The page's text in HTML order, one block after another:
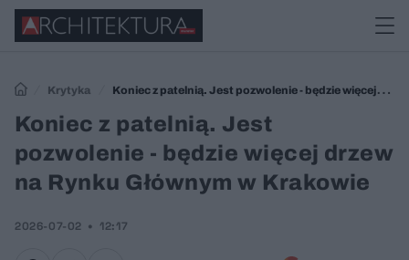
Krytyka
Koniec z patelnią. Jest pozwolenie - będzie więcej
drzew na Rynku Głównym w Krakowie
Koniec z patelnią. Jest
pozwolenie - będzie więcej drzew
na Rynku Głównym w Krakowie
2026-07-02 12:17